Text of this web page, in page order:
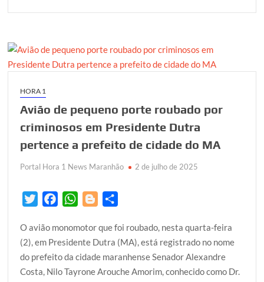
HORA 1
Avião de pequeno porte roubado por
criminosos em Presidente Dutra
pertence a prefeito de cidade do MA
Portal Hora 1 News Maranhão 2 de julho de 2025
i
t
t
e
c
e
b
o
W
a
t
s
A
o
g
g
e
a
r
e
O avião monomotor que foi roubado, nesta quarta-feira
(2), em Presidente Dutra (MA), está registrado no nome
do prefeito da cidade maranhense Senador Alexandre
Costa, Nilo Tayrone Arouche Amorim, conhecido como Dr.